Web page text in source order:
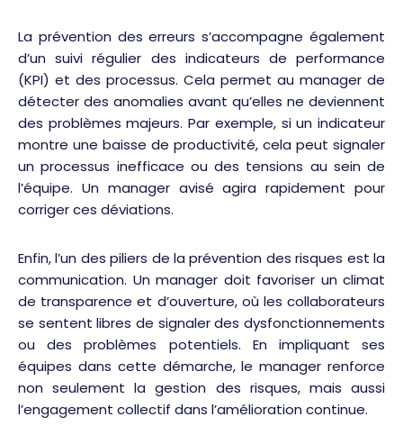
La prévention des erreurs s’accompagne également
d’un suivi régulier des indicateurs de performance
(KPI) et des processus. Cela permet au manager de
détecter des anomalies avant qu’elles ne deviennent
des problèmes majeurs. Par exemple, si un indicateur
montre une baisse de productivité, cela peut signaler
un processus inefficace ou des tensions au sein de
l’équipe. Un manager avisé agira rapidement pour
corriger ces déviations.
Enfin, l’un des piliers de la prévention des risques est la
communication. Un manager doit favoriser un climat
de transparence et d’ouverture, où les collaborateurs
se sentent libres de signaler des dysfonctionnements
ou des problèmes potentiels. En impliquant ses
équipes dans cette démarche, le manager renforce
non seulement la gestion des risques, mais aussi
l’engagement collectif dans l’amélioration continue.